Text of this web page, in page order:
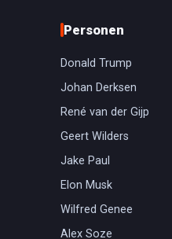
Personen
Donald Trump
Johan Derksen
René van der Gijp
Geert Wilders
Jake Paul
Elon Musk
Wilfred Genee
Alex Soze